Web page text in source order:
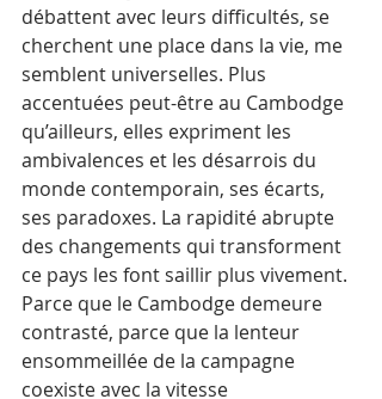
débattent avec leurs difficultés, se
cherchent une place dans la vie, me
semblent universelles. Plus
accentuées peut-être au Cambodge
qu’ailleurs, elles expriment les
ambivalences et les désarrois du
monde contemporain, ses écarts,
ses paradoxes. La rapidité abrupte
des changements qui transforment
ce pays les font saillir plus vivement.
Parce que le Cambodge demeure
contrasté, parce que la lenteur
ensommeillée de la campagne
coexiste avec la vitesse